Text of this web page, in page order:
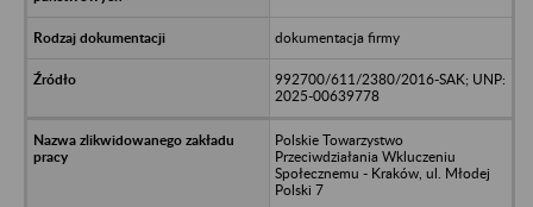
dokumentacja firmy
992700/611/2380/2016-SAK; UNP:
2025-00639778
Polskie Towarzystwo
Przeciwdziałania Wkluczeniu
Społecznemu - Kraków, ul. Młodej
Polski 7